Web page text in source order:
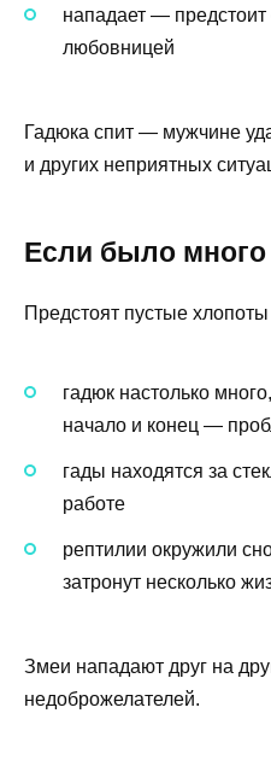
нападает —
любовницей
Гадюка спит — мужчине
и других неприятных
Если было много
Предстоят пустые
гадюк настолько
начало и конец —
гады находятся за
работе
рептилии окружили
затронут несколько
Змеи нападают друг на
недоброжелателей.